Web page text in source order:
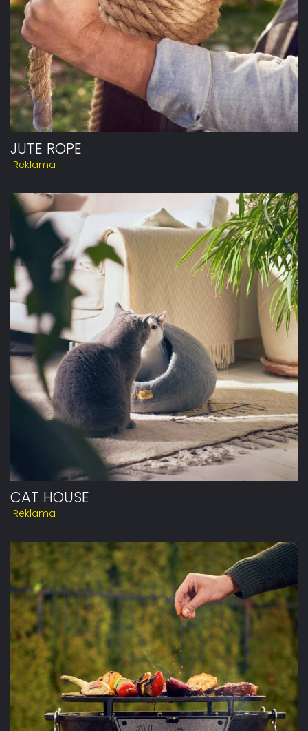
JUTE ROPE
Reklama
CAT HOUSE
Reklama